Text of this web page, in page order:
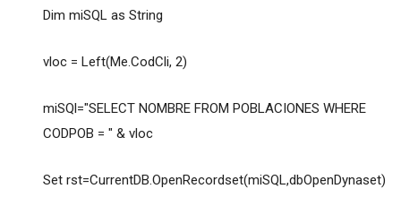
Dim miSQL as String
vloc = Left(Me.CodCli, 2)
miSQl="SELECT NOMBRE FROM POBLACIONES WHERE
CODPOB = " & vloc
Set rst=CurrentDB.OpenRecordset(miSQL,dbOpenDynaset)